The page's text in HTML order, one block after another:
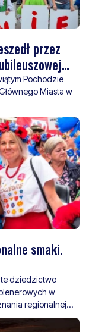
przez
Pochodzie
Miasta w
smaki.
dziedzictwo
w
regionalnej
smaków.